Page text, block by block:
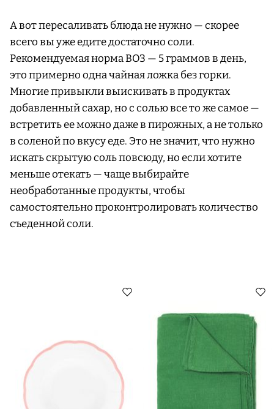
А вот пересаливать блюда не нужно — скорее
всего вы уже едите достаточно соли.
Рекомендуемая норма ВОЗ — 5 граммов в день,
это примерно одна чайная ложка без горки.
Многие привыкли выискивать в продуктах
добавленный сахар, но с солью все то же самое —
встретить ее можно даже в пирожных, а не только
в соленой по вкусу еде. Это не значит, что нужно
искать скрытую соль повсюду, но если хотите
меньше отекать — чаще выбирайте
необработанные продукты, чтобы
самостоятельно проконтролировать количество
съеденной соли.